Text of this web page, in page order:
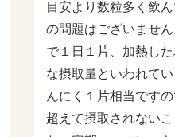
目安より数粒多く飲
の問題はございませ
で１日１片、加熱し
な摂取量といわれて
んにく１片相当です
超えて摂取されない